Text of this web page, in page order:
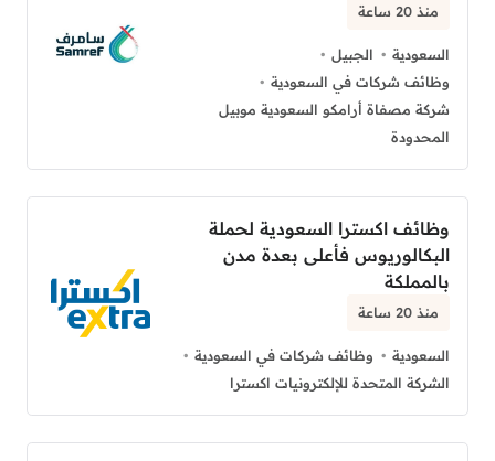
منذ 20 ساعة
السعودية
الجبيل
وظائف شركات في السعودية
شركة مصفاة أرامكو السعودية موبيل
المحدودة
وظائف اكسترا السعودية لحملة
البكالوريوس فأعلى بعدة مدن
بالمملكة
منذ 20 ساعة
السعودية
وظائف شركات في السعودية
الشركة المتحدة للإلكترونيات اكسترا